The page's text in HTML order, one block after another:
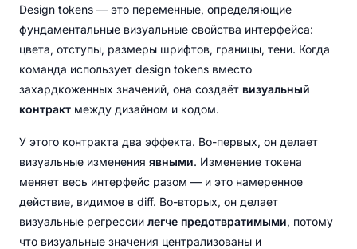
Design tokens — это переменные, определяющие
фундаментальные визуальные свойства интерфейса:
цвета, отступы, размеры шрифтов, границы, тени. Когда
команда использует design tokens вместо
захардкоженных значений, она создаёт визуальный
контракт между дизайном и кодом.
У этого контракта два эффекта. Во-первых, он делает
визуальные изменения явными. Изменение токена
меняет весь интерфейс разом — и это намеренное
действие, видимое в diff. Во-вторых, он делает
визуальные регрессии легче предотвратимыми, потому
что визуальные значения централизованы и